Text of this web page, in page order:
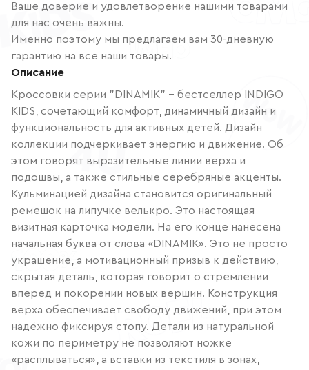
Ваше доверие и удовлетворение нашими товарами
для нас очень важны.
Именно поэтому мы предлагаем вам 30-дневную
гарантию на все наши товары.
Описание
Кроссовки серии "DINAMIK" – бестселлер INDIGO
KIDS, сочетающий комфорт, динамичный дизайн и
функциональность для активных детей. Дизайн
коллекции подчеркивает энергию и движение. Об
этом говорят выразительные линии верха и
подошвы, а также стильные серебряные акценты.
Кульминацией дизайна становится оригинальный
ремешок на липучке велькро. Это настоящая
визитная карточка модели. На его конце нанесена
начальная буква от слова «DINAMIK». Это не просто
украшение, а мотивационный призыв к действию,
скрытая деталь, которая говорит о стремлении
вперед и покорении новых вершин. Конструкция
верха обеспечивает свободу движений, при этом
надёжно фиксируя стопу. Детали из натуральной
кожи по периметру не позволяют ножке
«расплываться», а вставки из текстиля в зонах,